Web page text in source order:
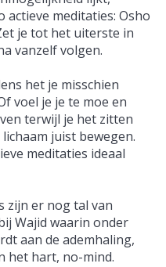
actieve meditaties: Osho
je tot het uiterste in
vanzelf volgen.
het je misschien
voel je je te moe en
terwijl je het zitten
juist bewegen.
meditaties ideaal
zijn er nog tal van
Wajid waarin onder
aan de ademhaling,
het hart, no-mind.